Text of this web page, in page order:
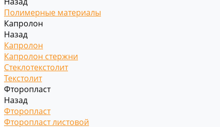
Полимерные материалы
Капролон
Назад
Капролон
Капролон стержни
Стеклотекстолит
Текстолит
Фторопласт
Назад
Фторопласт
Фторопласт листовой